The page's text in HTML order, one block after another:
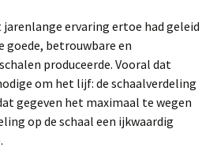
ervaring ertoe had geleid
goede, betrouwbare en
produceerde. Vooral dat
om het lijf: de schaalverdeling
gegeven het maximaal te wegen
op de schaal een ijkwaardig